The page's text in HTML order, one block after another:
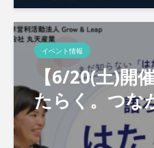
イベント情報
【6/20(土)開
たらく。つな